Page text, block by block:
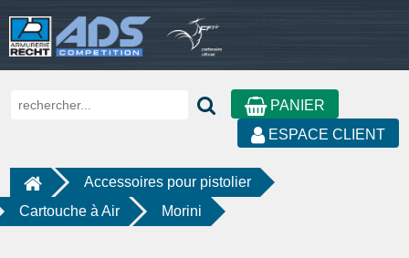
PANIER
ESPACE CLIENT
Accessoires pour pistolier
Cartouche à Air
Morini